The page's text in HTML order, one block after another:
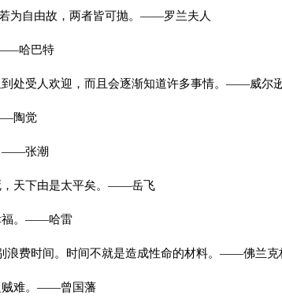
自由故，两者皆可抛。——罗兰夫人
哈巴特
处受人欢迎，而且会逐渐知道许多事情。——威尔
陶觉
——张潮
天下由是太平矣。——岳飞
福。——哈雷
费时间。时间不就是造成性命的材料。——佛兰克
难。——曾国藩